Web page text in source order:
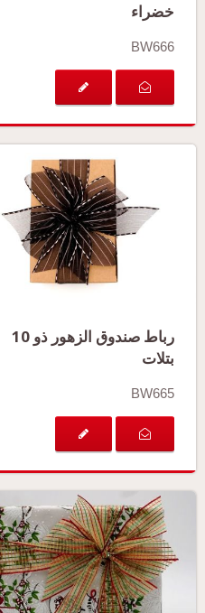
خضراء
BW666
رباط صندوق الزهور ذو 10
بتلات
BW665